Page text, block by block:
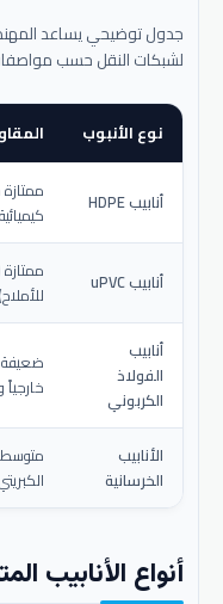
جدول توضيحي يساعد
لشبكات النقل حسب
نوع الأنبوب
أنابيب HDPE
أنابيب uPVC
للأملاح)
أنابيب
الفولاذ
الكربوني
ضعيفة
خارجياً
الأنابيب
الخرسانية
أنواع الأنابيب